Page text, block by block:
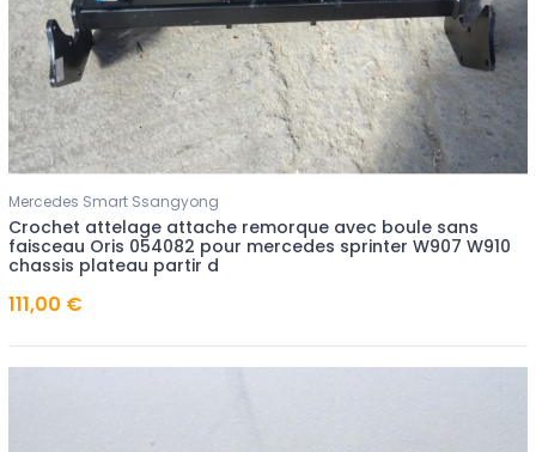
Mercedes Smart Ssangyong
Crochet attelage attache remorque avec boule sans
faisceau Oris 054082 pour mercedes sprinter W907 W910
chassis plateau partir d
111,00 €